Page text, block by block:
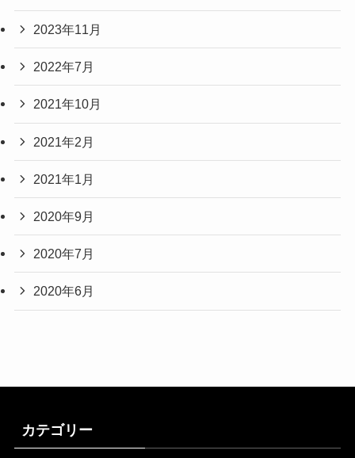
2023年11月
2022年7月
2021年10月
2021年2月
2021年1月
2020年9月
2020年7月
2020年6月
カテゴリー